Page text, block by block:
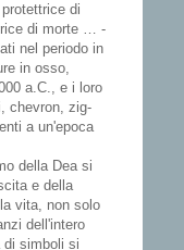
di
di morte … -
nel periodo in
in osso,
a.C., e i loro
chevron, zig-
a un'epoca
della Dea si
e della
vita, non solo
dell'intero
simboli si